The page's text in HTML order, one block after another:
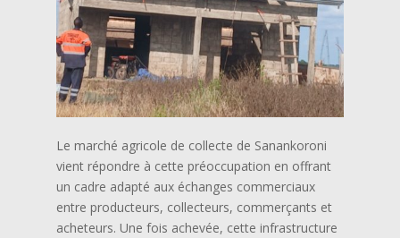
Le marché agricole de collecte de Sanankoroni
vient répondre à cette préoccupation en offrant
un cadre adapté aux échanges commerciaux
entre producteurs, collecteurs, commerçants et
acheteurs. Une fois achevée, cette infrastructure